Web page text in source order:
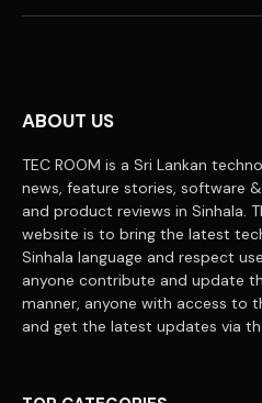
(Twitter)
ABOUT US
TEC ROOM is a Sri Lankan
news, feature stories, software
and product reviews in Sinhala.
website is to bring the latest
Sinhala language and respect
anyone contribute and update
manner, anyone with access to
and get the latest updates via